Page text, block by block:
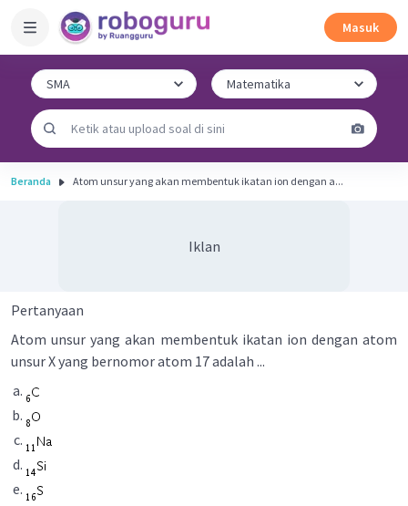
Masuk
Beranda Atom unsur yang akan membentuk ikatan ion dengan a...
Iklan
Pertanyaan
Atom unsur yang akan membentuk ikatan ion dengan atom
unsur X yang bernomor atom 17 adalah ...